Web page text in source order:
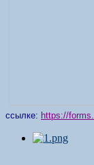
ссылке: https://